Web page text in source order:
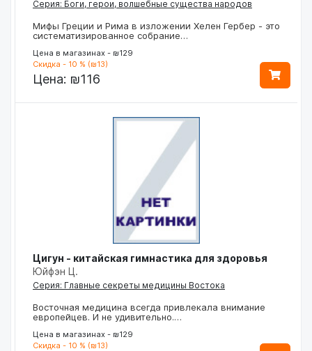
Серия: Боги, герои, волшебные существа народов
Мифы Греции и Рима в изложении Хелен Гербер - это
систематизированное собрание…
Цена в магазинах - ₪129
Скидка - 10 % (₪13)
Цена: ₪116
Цигун - китайская гимнастика для здоровья
Юйфэн Ц.
Серия: Главные секреты медицины Востока
Восточная медицина всегда привлекала внимание
европейцев. И не удивительно.…
Цена в магазинах - ₪129
Скидка - 10 % (₪13)